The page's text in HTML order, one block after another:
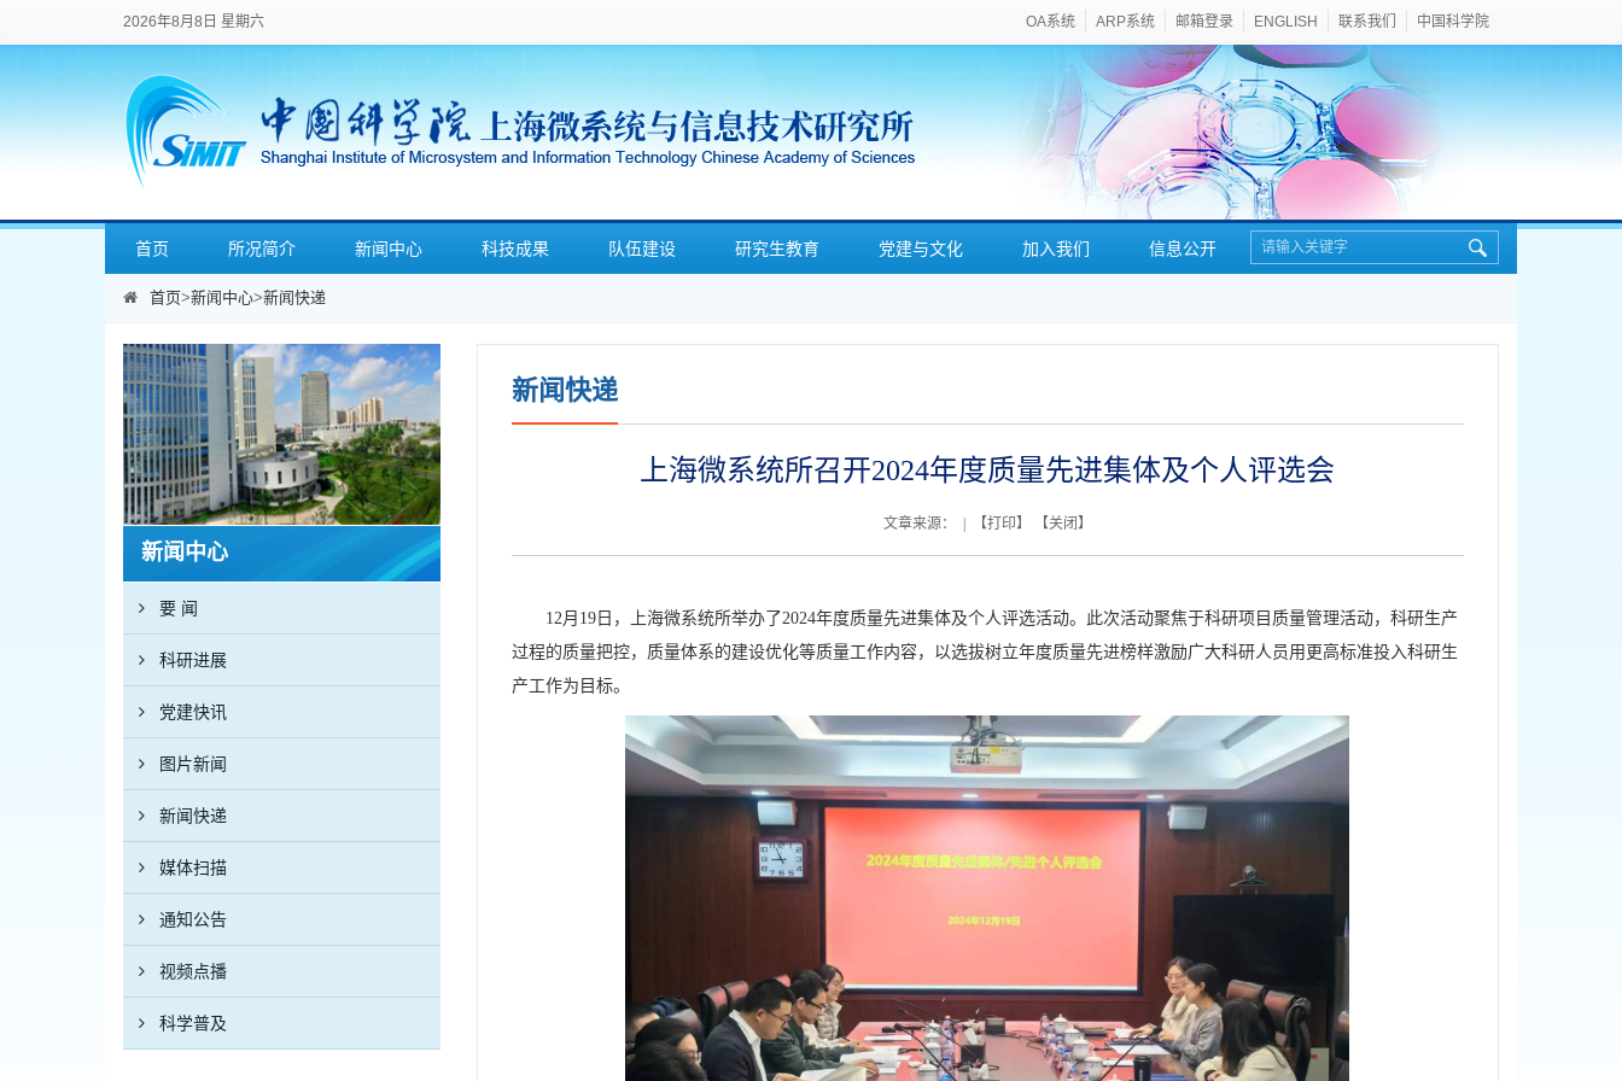
2026年8月8日 星期六 OA系统 ARP系统 邮箱登录 ENGLISH 联系我们 中国科学院
首页 所况简介 新闻中心 科技成果 队伍建设 研究生教育 党建与文化 加入我们 信息公开
首页>新闻中心>新闻快递
新闻中心
要 闻
科研进展
党建快讯
图片新闻
新闻快递
媒体扫描
通知公告
视频点播
科学普及
新闻快递
上海微系统所召开2024年度质量先进集体及个人评选会
文章来源： | 【打印】 【关闭 】
12月19日，上海微系统所举办了2024年度质量先进集体及个人评选活动。此次活动聚焦于科研项目质量管理活动，科研生产
过程的质量把控，质量体系的建设优化等质量工作内容，以选拔树立年度质量先进榜样激励广大科研人员用更高标准投入科研生
产工作为目标。